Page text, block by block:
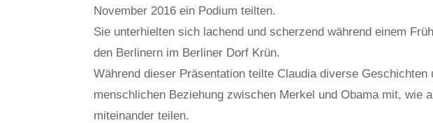
November 2016 ein Podium teilten.
Sie unterhielten sich lachend und scherzend während einem
den Berlinern im Berliner Dorf Krün.
Während dieser Präsentation teilte Claudia diverse
menschlichen Beziehung zwischen Merkel und Obama mit, wie
miteinander teilen.